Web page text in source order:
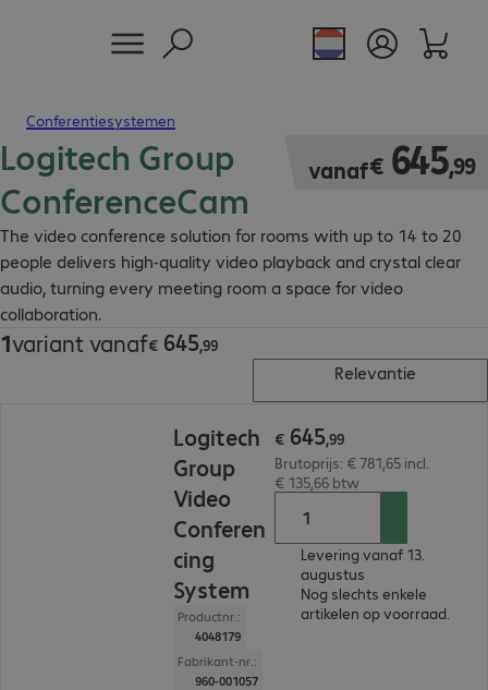
Conferentiesystemen
Logitech Group
ConferenceCam
The video conference solution for rooms with up to 14 to 20
people delivers high-quality video playback and crystal clear
audio, turning every meeting room a space for video
collaboration.
vanaf€ 645,99
€ 645,99
1variant vanaf€ 645,99
€ 645,99
Relevantie
Logitech
Group
Video
Conferen
cing
System
Productnr.:
4048179
Fabrikant-nr.:
960-001057
€ 645,99
Brutoprijs: € 781,65 incl.
€ 135,66 btw
Levering vanaf 13.
augustus
Nog slechts enkele
artikelen op voorraad.